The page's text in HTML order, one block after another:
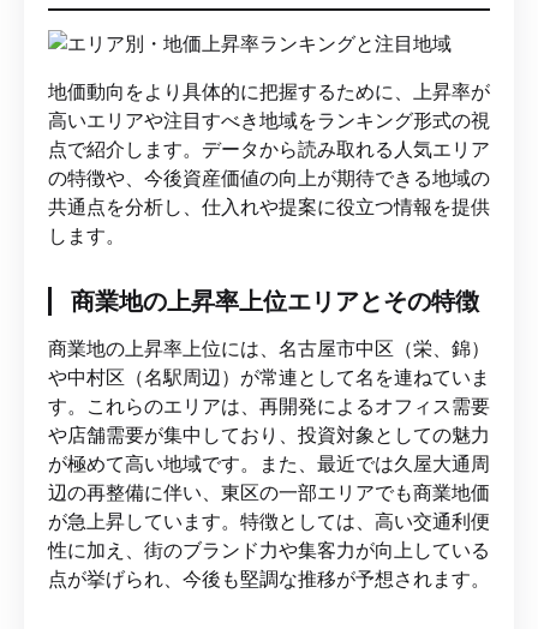
地価動向をより具体的に把握するために、上昇率が
高いエリアや注目すべき地域をランキング形式の視
点で紹介します。データから読み取れる人気エリア
の特徴や、今後資産価値の向上が期待できる地域の
共通点を分析し、仕入れや提案に役立つ情報を提供
します。
商業地の上昇率上位エリアとその特徴
商業地の上昇率上位には、名古屋市中区（栄、錦）
や中村区（名駅周辺）が常連として名を連ねていま
す。これらのエリアは、再開発によるオフィス需要
や店舗需要が集中しており、投資対象としての魅力
が極めて高い地域です。また、最近では久屋大通周
辺の再整備に伴い、東区の一部エリアでも商業地価
が急上昇しています。特徴としては、高い交通利便
性に加え、街のブランド力や集客力が向上している
点が挙げられ、今後も堅調な推移が予想されます。